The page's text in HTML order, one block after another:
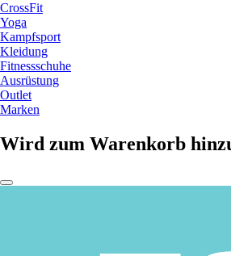
CrossFit
Yoga
Kampfsport
Kleidung
Fitnessschuhe
Ausrüstung
Outlet
Marken
Wird zum Warenkorb